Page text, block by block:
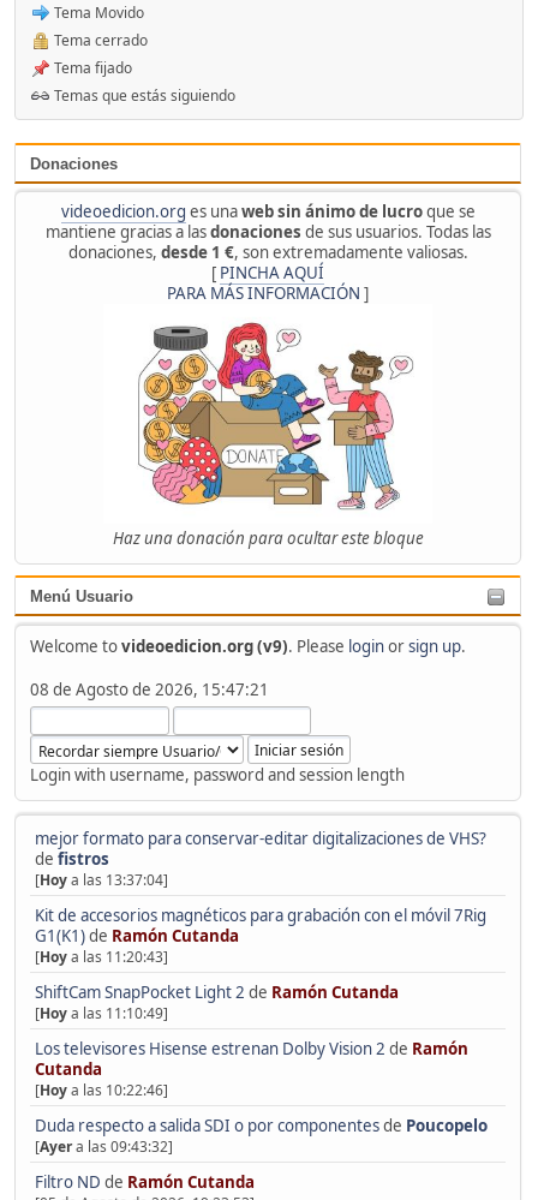
Donaciones
videoedicion.org es unaweb sin ánimo de lucroque se
mantiene gracias a lasdonaciones de sus usuarios. Todas las
donaciones, desde 1 €, son extremadamente valiosas.
[ PINCHA AQUÍ
PARA MÁS INFORMACIÓN ]
Haz una donación para ocultar este bloque
Menú Usuario
Welcome tovideoedicion.org (v9). Please loginorsign up.
08 de Agosto de 2026, 15:47:21
Login with username, password and session length
mejor formato para conservar-editar digitalizaciones de VHS?
de fistros
[Hoya las 13:37:04]
Kit de accesorios magnéticos para grabación con el móvil 7Rig
G1(K1)de Ramón Cutanda
[Hoya las 11:20:43]
ShiftCam SnapPocket Light 2 de Ramón Cutanda
[Hoya las 11:10:49]
Los televisores Hisense estrenan Dolby Vision 2 de Ramón
Cutanda
[Hoya las 10:22:46]
Duda respecto a salida SDI o por componentesde Poucopelo
[Ayera las 09:43:32]
Filtro ND de Ramón Cutanda
Tema Movido
Tema cerrado
Tema fijado
Temas que estás siguiendo